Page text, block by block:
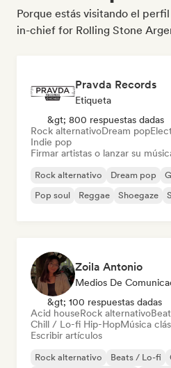
Porque estás visitando el
in-chief for Rolling Stone
Pravda Records
Etiqueta
&gt; 800 respuestas dadas
Rock alternativoDream pop
Indie pop
Firmar artistas o lanzar su
Rock alternativo Dream pop
Pop soul
Reggae Shoegaze
Zoila Antonio
Medios De
&gt; 100 respuestas dadas
Acid houseRock alternativo
Chill / Lo-fi Hip-HopMúsica
Escribir artículos
Rock alternativo Beats / Lo-fi